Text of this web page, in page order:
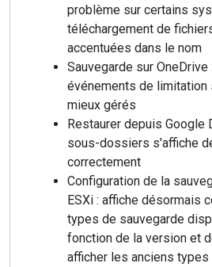
problème sur certains
téléchargement de
accentuées dans le nom
Sauvegarde sur OneDrive
événements de limitation
mieux gérés
Restaurer depuis Google
sous-dossiers s'affiche
correctement
Configuration de la
ESXi : affiche désormais
types de sauvegarde
fonction de la version et
afficher les anciens